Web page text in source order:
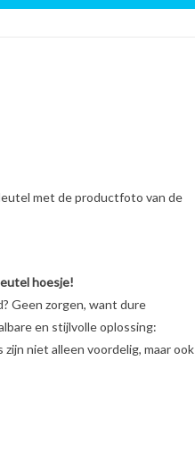
met de productfoto van de
hoesje!
Geen zorgen, want dure
en stijlvolle oplossing:
niet alleen voordelig, maar ook